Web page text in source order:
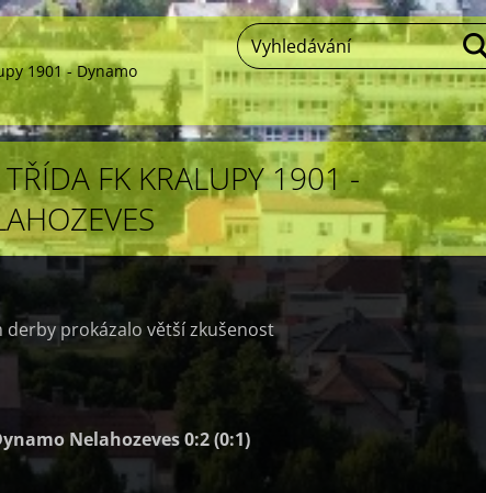
1901 - Dynamo
FK KRALUPY 1901 -
derby prokázalo větší zkušenost
Nelahozeves 0:2 (0:1)